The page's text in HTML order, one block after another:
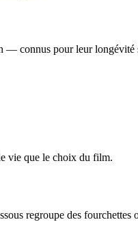
pour leur longévité
vie que le choix du film.
regroupe des